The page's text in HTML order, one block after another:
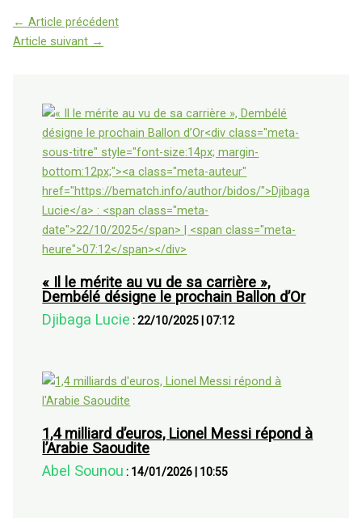
← Article précédent
Article suivant →
« Il le mérite au vu de sa carrière »,
Dembélé désigne le prochain Ballon d’Or
Djibaga Lucie :22/10/2025 |07:12
1,4 milliard d’euros, Lionel Messi répond à
l’Arabie Saoudite
Abel Sounou : 14/01/2026 10:55